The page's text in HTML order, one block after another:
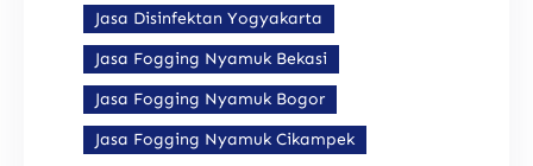
Jasa Disinfektan Yogyakarta
Jasa Fogging Nyamuk Bekasi
Jasa Fogging Nyamuk Bogor
Jasa Fogging Nyamuk Cikampek